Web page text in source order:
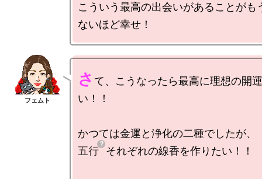
こういう最高の出会いがあることがも
さ て、こうなったら最高に理想の開
い！！
五行
それぞれの線香を作りたい！！